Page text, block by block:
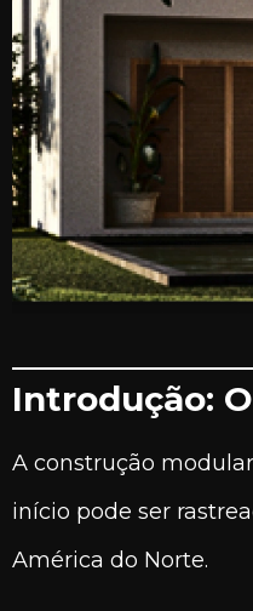
Introdução:
A construção
início pode ser
América do Norte.